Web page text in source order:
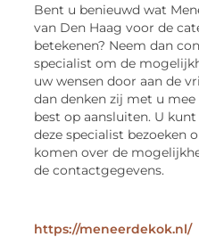
Bent u benieuwd wat
van Den Haag voor de
betekenen? Neem dan
specialist om de
uw wensen door aan de
dan denken zij met u
best op aansluiten. U
deze specialist bezoeken
komen over de
de contactgegevens.
https://meneerdekok.nl/